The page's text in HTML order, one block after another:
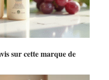
sur cette marque de